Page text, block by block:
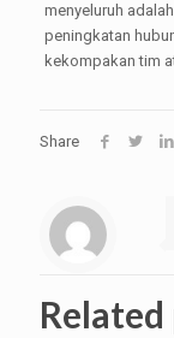
menyeluruh
peningkatan
kekompakan tim
Share
Related